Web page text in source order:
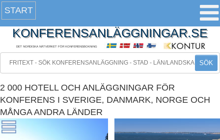
START
KONFERENSANLÄGGNINGAR.SE
DET NORDISKA NÄTVERKET FÖR KONFERENSBOKNING
SÖK
2 000 HOTELL OCH ANLÄGGNINGAR FÖR
KONFERENS I SVERIGE, DANMARK, NORGE OCH
MÅNGA ANDRA LÄNDER